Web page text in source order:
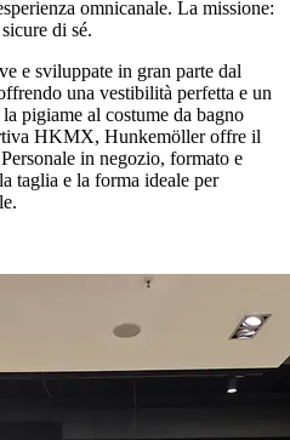
omnicanale. La missione:
di sé.
e sviluppate in gran parte dal
una vestibilità perfetta e un
pigiame al costume da bagno
HKMX, Hunkemöller offre il
in negozio, formato e
taglia e la forma ideale per